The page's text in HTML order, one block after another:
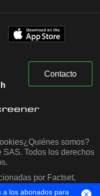
Contacto
¿Quiénes somos?
Todos los derechos
por Factset,
IQ
a los abonados para